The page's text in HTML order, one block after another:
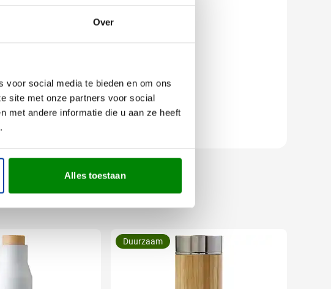
Over
voor social media te bieden en om ons
site met onze partners voor social
met andere informatie die u aan ze heeft
Alles toestaan
Duurzaam